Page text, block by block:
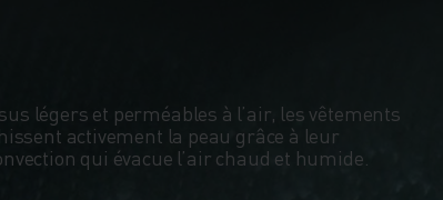
légers et perméables à l’air, les vêtements
activement la peau grâce à leur
qui évacue l’air chaud et humide.